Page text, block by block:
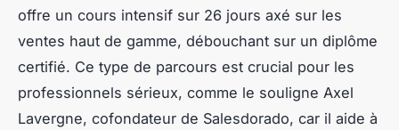
offre un cours intensif sur 26 jours axé sur les
ventes haut de gamme, débouchant sur un diplôme
certifié. Ce type de parcours est crucial pour les
professionnels sérieux, comme le souligne Axel
Lavergne, cofondateur de Salesdorado, car il aide à